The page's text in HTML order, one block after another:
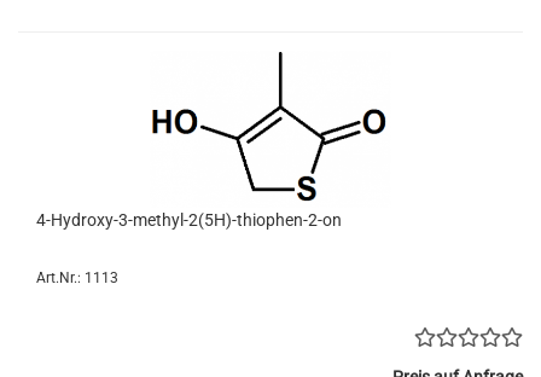
4-Hydroxy-3-methyl-2(5H)-thiophen-2-on
Art.Nr.: 1113